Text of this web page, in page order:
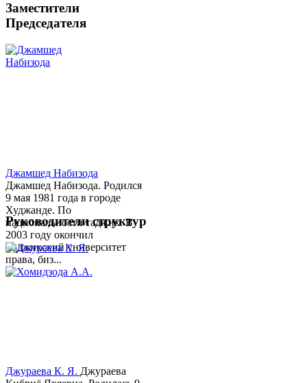
Заместители
Председателя
Джамшед Набизода
Джамшед Набизода. Родился
9 мая 1981 года в городе
Худжанде. По
национальности таджик. В
2003 году окончил
Таджикский университет
права, биз...
Руководители структур
Джураева К. Я. Джураева